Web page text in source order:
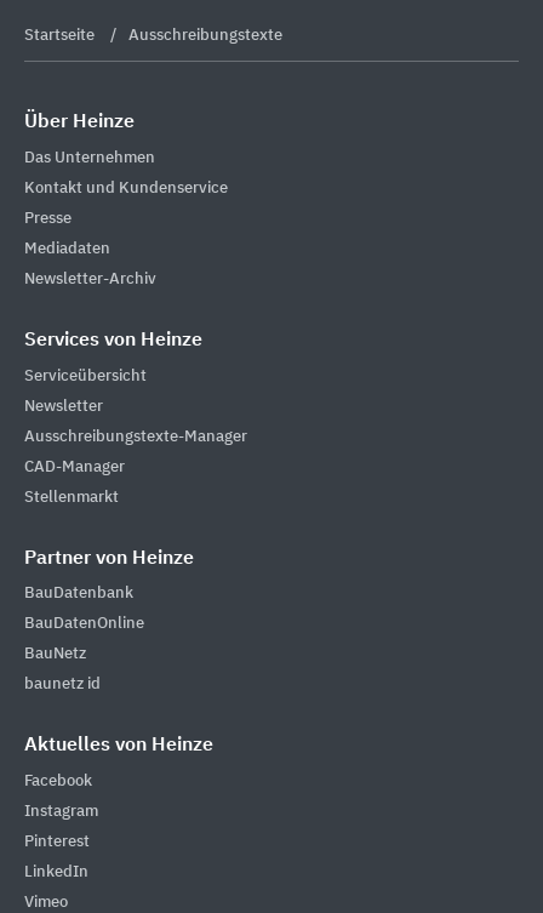
Startseite Ausschreibungstexte
Über Heinze
Das Unternehmen
Kontakt und Kundenservice
Presse
Mediadaten
Newsletter-Archiv
Services von Heinze
Serviceübersicht
Newsletter
Ausschreibungstexte-Manager
CAD-Manager
Stellenmarkt
Partner von Heinze
BauDatenbank
BauDatenOnline
BauNetz
baunetz id
Aktuelles von Heinze
Facebook
Instagram
Pinterest
LinkedIn
Vimeo